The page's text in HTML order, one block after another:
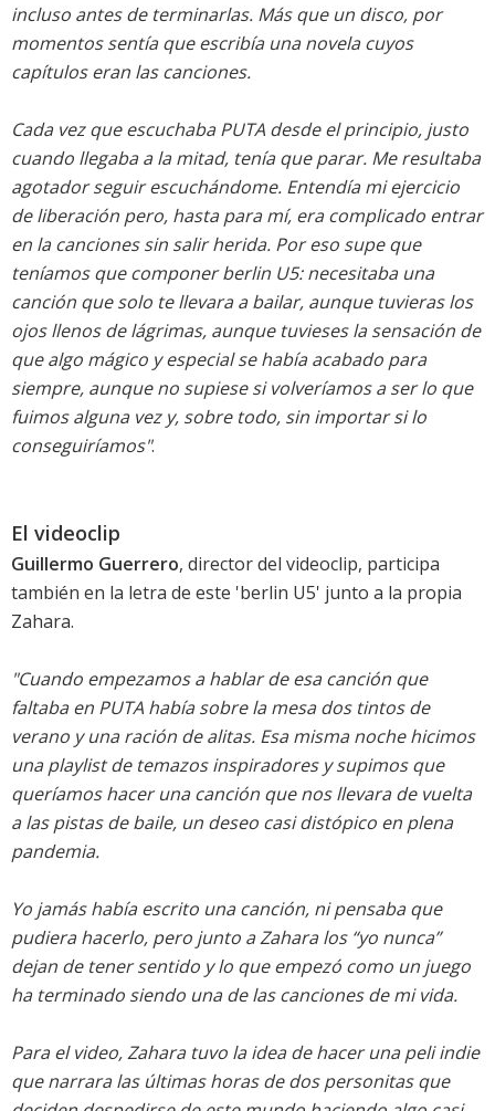
incluso antes de terminarlas. Más que un disco, por
momentos sentía que escribía una novela cuyos
capítulos eran las canciones.
Cada vez que escuchaba PUTA desde el principio, justo
cuando llegaba a la mitad, tenía que parar. Me resultaba
agotador seguir escuchándome. Entendía mi ejercicio
de liberación pero, hasta para mí, era complicado entrar
en la canciones sin salir herida. Por eso supe que
teníamos que componer berlin U5: necesitaba una
canción que solo te llevara a bailar, aunque tuvieras los
ojos llenos de lágrimas, aunque tuvieses la sensación de
que algo mágico y especial se había acabado para
siempre, aunque no supiese si volveríamos a ser lo que
fuimos alguna vez y, sobre todo, sin importar si lo
conseguiríamos".
El videoclip
Guillermo Guerrero, director del videoclip, participa
también en la letra de este 'berlin U5' junto a la propia
Zahara.
"Cuando empezamos a hablar de esa canción que
faltaba en PUTA había sobre la mesa dos tintos de
verano y una ración de alitas. Esa misma noche hicimos
una playlist de temazos inspiradores y supimos que
queríamos hacer una canción que nos llevara de vuelta
a las pistas de baile, un deseo casi distópico en plena
pandemia.
Yo jamás había escrito una canción, ni pensaba que
pudiera hacerlo, pero junto a Zahara los “yo nunca”
dejan de tener sentido y lo que empezó como un juego
ha terminado siendo una de las canciones de mi vida.
Para el video, Zahara tuvo la idea de hacer una peli indie
que narrara las últimas horas de dos personitas que